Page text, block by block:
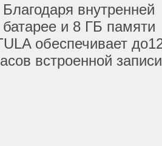
Благодаря внутренней
батарее и 8 ГБ памяти
обеспечивает
встроенной